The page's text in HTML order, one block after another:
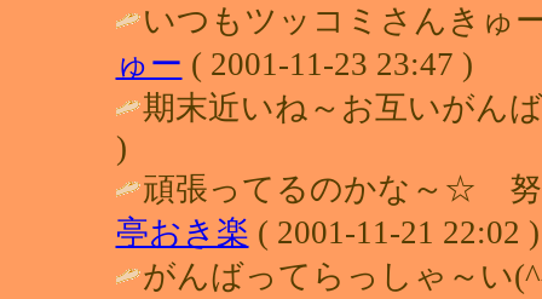
いつもツッコミさんきゅ
ゅー ( 2001-11-23 23:47 )
期末近いね～お互いがん
)
頑張ってるのかな～☆ 努
亭おき楽 ( 2001-11-21 22:02 )
がんばってらっしゃ～い